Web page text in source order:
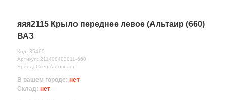
яяя2115 Крыло переднее левое (Альтаир (660)
ВАЗ
Код: 35460
Артикул: 211408403011-660
Бренд: Спец-Автопласт
В вашем городе: нет
Склад: нет